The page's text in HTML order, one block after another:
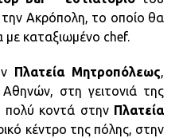
Ακρόπολη, το οποίο θα
με καταξιωμένο chef.
Πλατεία Μητροπόλεως,
στη γειτονιά της
πολύ κοντά στην Πλατεία
κέντρο της πόλης, στην